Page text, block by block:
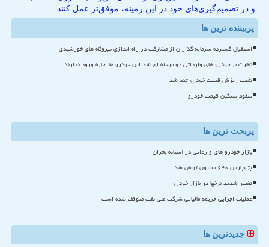
و در تصمیم‌گیری‌های خود در این زمینه، موفق‌تر عمل کنند
پربیننده ترین ها
استقبال گسترده سرمایه گذاران از مشارکت در راه اندازی نیروگاه های خورشیدی
نظارت بر خودرو های وارداتی دو مرحله ای شد این خودرو ها اجازه ورود ندارند
شیب ریزش قیمت خودرو تند شد
سقوط سنگین قیمت خودرو
پربحث ترین ها
بازار خودرو های وارداتی در آستانه بحران
پژوپارس ۶۴۰ میلیون تومان شد
تغییر شدید نرخها در بازار خودرو
عملیات اجرایی جریمه مالیاتی شرکت ملی نفت متوقف شده است
جدیدترین ها